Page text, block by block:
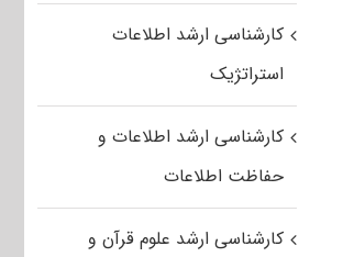
کارشناسی ارشد اطلاعات
استراتژیک
کارشناسی ارشد اطلاعات و
حفاظت اطلاعات
کارشناسی ارشد علوم قرآن و